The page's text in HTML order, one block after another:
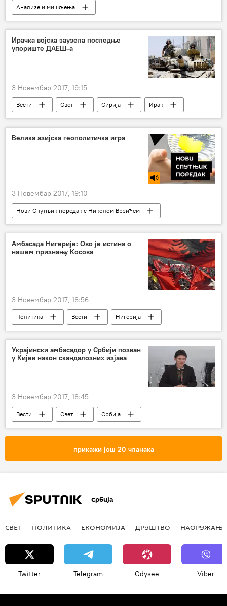
Анализе и мишљења
Коментари и Аналитика
Ирачка војска заузела последње
упориште ДАЕШ-а
3 Новембар 2017, 19:15
Вести Свет Сирија
Ирак
ДАЕШ
офанзива ослобађање
Велика азијска геополитичка игра
3 Новембар 2017, 19:10
Нови Спутњик поредак с Николом Врзићем
Радио
Амбасада Нигерије: Ово је истина о
нашем признању Косова
3 Новембар 2017, 18:56
Политика Вести
Нигерија
Чиџиоке Макхарди Ани
независност
Косово и Метохија (КиМ)
Украјински амбасадор у Србији позван
у Кијев након скандалозних изјава
3 Новембар 2017, 18:45
Вести Свет
Србија
Украјина
Ивица Дачић
Министарство иностраних послова Украјине
дипломатија
Европа
прикажи још 20 чланака
Србија
СВЕТ ПОЛИТИКА ЕКОНОМИЈА ДРУШТВО НАОРУЖАЊЕ
Twitter Telegram Odysee Viber